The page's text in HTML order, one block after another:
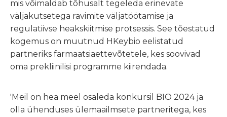
mis võimaldab tõhusalt tegeleda erinevate
väljakutsetega ravimite väljatöötamise ja
regulatiivse heakskiitmise protsessis. See tõestatud
kogemus on muutnud HKeybio eelistatud
partneriks farmaatsiaettevõtetele, kes soovivad
oma prekliinilisi programme kiirendada.
'Meil on hea meel osaleda konkursil BIO 2024 ja
olla ühenduses ülemaailmsete partneritega, kes